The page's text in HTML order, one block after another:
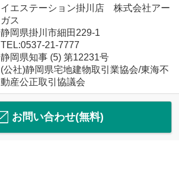
イエステーション掛川店 株式会社アー
ガス
静岡県掛川市細田229-1
TEL:0537-21-7777
静岡県知事 (5) 第12231号
(公社)静岡県宅地建物取引業協会/東海不
動産公正取引協議会
お問い合わせ(無料)